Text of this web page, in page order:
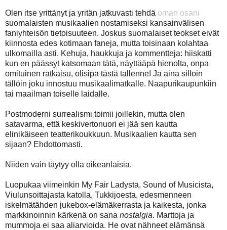
Olen itse yrittänyt ja yritän jatkuvasti tehdä oman osani
suomalaisten musikaalien nostamiseksi kansainvälisen
faniyhteisön tietoisuuteen. Joskus suomalaiset teokset eivät
kiinnosta edes kotimaan faneja, mutta toisinaan kolahtaa
ulkomailla asti. Kehuja, haukkuja ja kommentteja: hiiskatti
kun en päässyt katsomaan tätä, näyttääpä hienolta, onpa
omituinen ratkaisu, olisipa tästä tallenne! Ja aina silloin
tällöin joku innostuu musikaalimatkalle. Naapurikaupunkiin
tai maailman toiselle laidalle.
Postmoderni surrealismi toimii joillekin, mutta olen
satavarma, että keskivertonuori ei jää sen kautta
elinikäiseen teatterikoukkuun. Musikaalien kautta sen
sijaan? Ehdottomasti.
Niiden vain täytyy olla oikeanlaisia.
Luopukaa viimeinkin My Fair Ladysta, Sound of Musicista,
Viulunsoittajasta katolla, Tukkijoesta, edesmenneen
iskelmätähden jukebox-elämäkerrasta ja kaikesta, jonka
markkinoinnin kärkenä on sana nostalgia. Marttoja ja
mummoja ei saa aliarvioida. He ovat nähneet elämänsä